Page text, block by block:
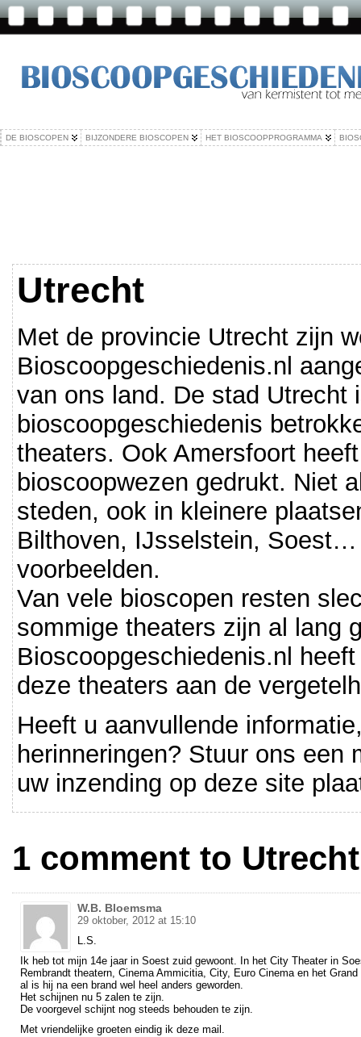
DE BIOSCOPEN BIJZONDERE BIOSCOPEN HET BIOSCOOPPROGRAMMA
Utrecht
Met de provincie Utrecht zijn
Bioscoopgeschiedenis.nl
van ons land. De stad Utrecht
bioscoopgeschiedenis
theaters. Ook Amersfoort
bioscoopwezen gedrukt. Niet
steden, ook in kleinere
Bilthoven, IJsselstein,
voorbeelden.
Van vele bioscopen resten
sommige theaters zijn al lang
Bioscoopgeschiedenis.nl
deze theaters aan de
Heeft u aanvullende
herinneringen? Stuur ons een
uw inzending op deze site
1 comment to Utrecht
W.B. Bloemsma
29 oktober, 2012 at 15:10
L.S.
Ik heb tot mijn 14e jaar in Soest zuid gewoont. In het City Theater in
Rembrandt theatern, Cinema Ammicitia, City, Euro Cinema en het
al is hij na een brand wel heel anders geworden.
Het schijnen nu 5 zalen te zijn.
De voorgevel schijnt nog steeds behouden te zijn.
Met vriendelijke groeten eindig ik deze mail.